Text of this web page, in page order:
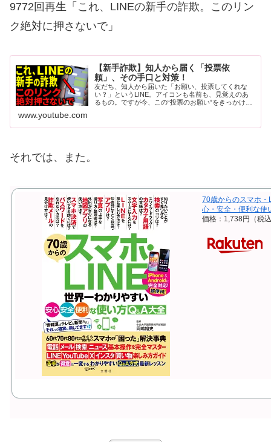
9772回再生「これ、LINEの新手の詐欺。このリン
ク絶対に押さないで」
【新手詐欺】知人から届く「投票依
頼」、その手口と対策！
友だち、知人から届いた「お願い、投票してくれな
い？」というLINE。アイコンも名前も、見覚えのあ
るもの。ですが今、この“投票のお願い”をきっかけ
www.youtube.com
それでは、また。
70歳からのスマホ
心・安全・便利な使
価格：1,738円（税